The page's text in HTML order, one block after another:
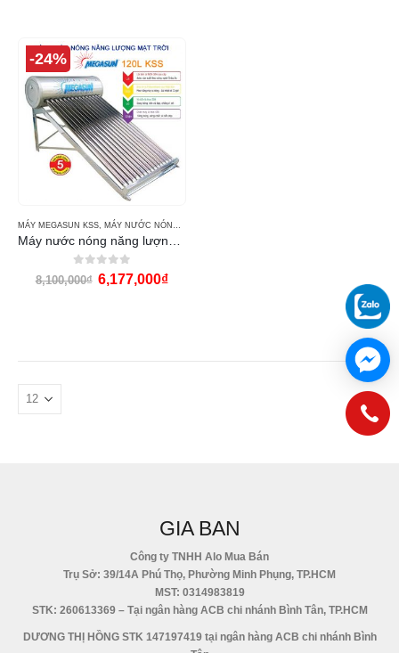
-24%
MÁY MEGASUN KSS MÁY NƯỚC NÓNG MẶT TRỜI MEGASUN
0out of 5
8,100,000₫ 6,177,000₫
GIA BAN
Công ty TNHH Alo Mua Bán
Trụ Sở: 39/14A Phú Thọ, Phường Minh Phụng, TP.HCM
MST: 0314983819
STK: 260613369 – Tại ngân hàng ACB chi nhánh Bình Tân, TP.HCM
DƯƠNG THỊ HỒNG STK 147197419 tại ngân hàng ACB chi nhánh Bình